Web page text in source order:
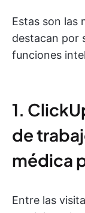
Estas son las
destacan por
funciones
1.
de
médica
Entre las